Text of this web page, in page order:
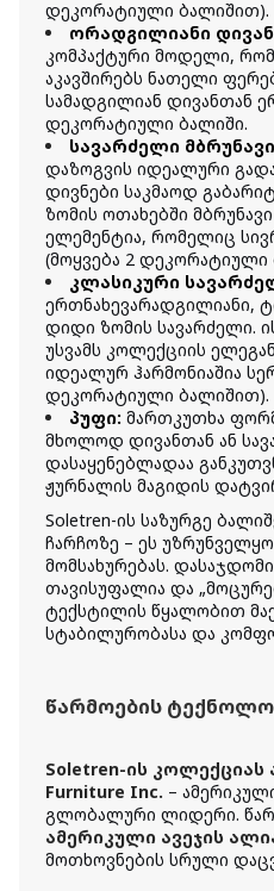
14
8
Item:
პუფი
1
1
Item:
ფერი:Ash
ორ
4
2
Item:
ფერი:
პუფი
1
1
Item:
3
2
3 990.00
დეკორატიული ბალიშით).
ორადგილიანი
კომპაქტური მოდელი,
აკავშირებს ნათელი
სამადგილიან დივანთან
დეკორატიული ბალიში.
სავარძელი
დაზოგვის იდეალური
დივნები საკმაოდ
ზომის ოთახებში
ელემენტია, რომელიც
(მოყვება 2 დეკორატიული
კლასიკური
ერთნახევარადგილიანი,
დიდი ზომის სავარძელი.
უსვამს კოლექციის
იდეალურ ჰარმონიაშია
დეკორატიული ბალიშით).
პუფი: მართკუთხა
მხოლოდ დივანთან ან
დასაყენებლადაა
ჟურნალის მაგიდის
Soletren-ის საზურგე
ჩარჩოზე – ეს
მომსახურებას.
თავისუფალია და
ტექსტილის წყალობით
სტაბილურობასა და
წარმოების
Soletren-ის კოლექციას
Furniture Inc. –
გლობალური ლიდერი.
ამერიკული ავეჯის
მოთხოვნების სრული